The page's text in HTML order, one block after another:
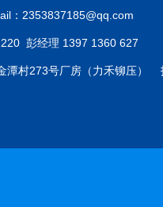
：2353837185@qq.com
彭经理 1397 1360 627
潭村273号厂房（力禾铆压）